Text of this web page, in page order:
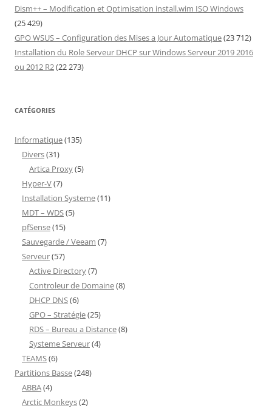
Dism++ – Modification et Optimisation install.wim ISO Windows
(25 429)
GPO WSUS – Configuration des Mises a Jour Automatique(23 712)
Installation du Role Serveur DHCP sur Windows Serveur 2019 2016
ou 2012 R2(22 273)
CATÉGORIES
Informatique(135)
Divers(31)
Artica Proxy(5)
Hyper-V(7)
Installation Systeme(11)
MDT – WDS(5)
pfSense(15)
Sauvegarde / Veeam (7)
Serveur(57)
Active Directory(7)
Controleur de Domaine(8)
DHCP DNS(6)
GPO – Stratégie(25)
RDS – Bureau a Distance(8)
Systeme Serveur(4)
TEAMS(6)
Partitions Basse(248)
ABBA(4)
Arctic Monkeys(2)